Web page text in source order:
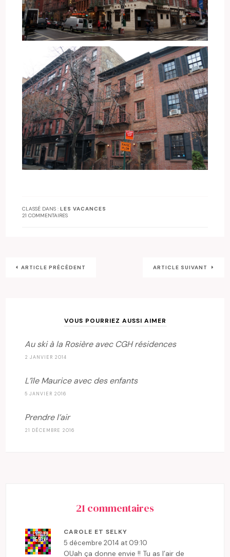
CLASSÉ DANS :LES VACANCES
21 COMMENTAIRES
ARTICLE PRÉCÉDENT ARTICLE SUIVANT
VOUS POURRIEZ AUSSI AIMER
Au ski à la Rosière avec CGH résidences
2 JANVIER 2014
L’île Maurice avec des enfants
5 JANVIER 2016
Prendre l’air
21 DÉCEMBRE 2016
21 commentaires
CAROLE ET SELKY
5 décembre 2014 at 09:10
OUah ça donne envie !! Tu as l’air de